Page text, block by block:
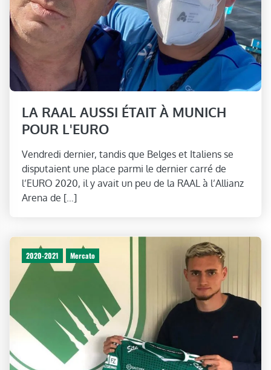
LA RAAL AUSSI ÉTAIT À MUNICH
POUR L'EURO
Vendredi dernier, tandis que Belges et Italiens se
disputaient une place parmi le dernier carré de
l’EURO 2020, il y avait un peu de la RAAL à l’Allianz
Arena de […]
2020-2021 Mercato